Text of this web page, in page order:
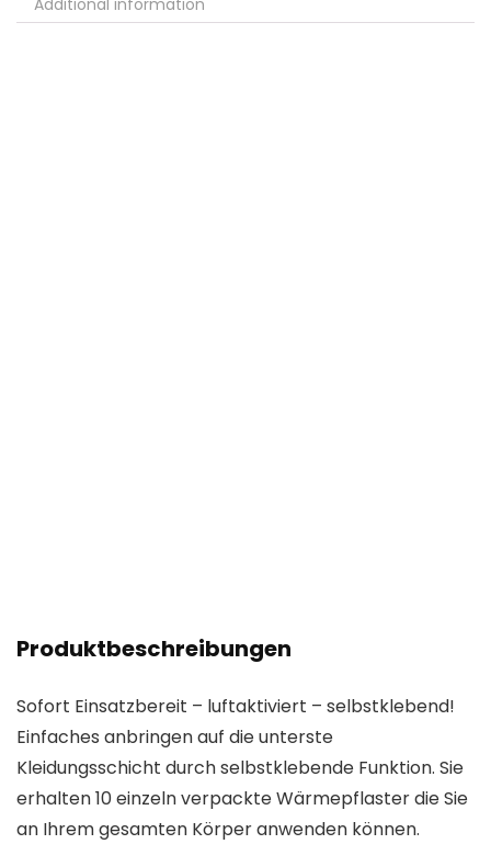
Additional information
Produktbeschreibungen
Sofort Einsatzbereit – luftaktiviert – selbstklebend!
Einfaches anbringen auf die unterste
Kleidungsschicht durch selbstklebende Funktion. Sie
erhalten 10 einzeln verpackte Wärmepflaster die Sie
an Ihrem gesamten Körper anwenden können.